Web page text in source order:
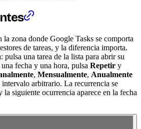
la zona donde Google Tasks se comporta
de tareas, y la diferencia importa.
una tarea de la lista para abrir su
fecha y una hora, pulsa Repetir y
, Mensualmente, Anualmente
intervalo arbitrario. La recurrencia se
la siguiente ocurrencia aparece en la fecha